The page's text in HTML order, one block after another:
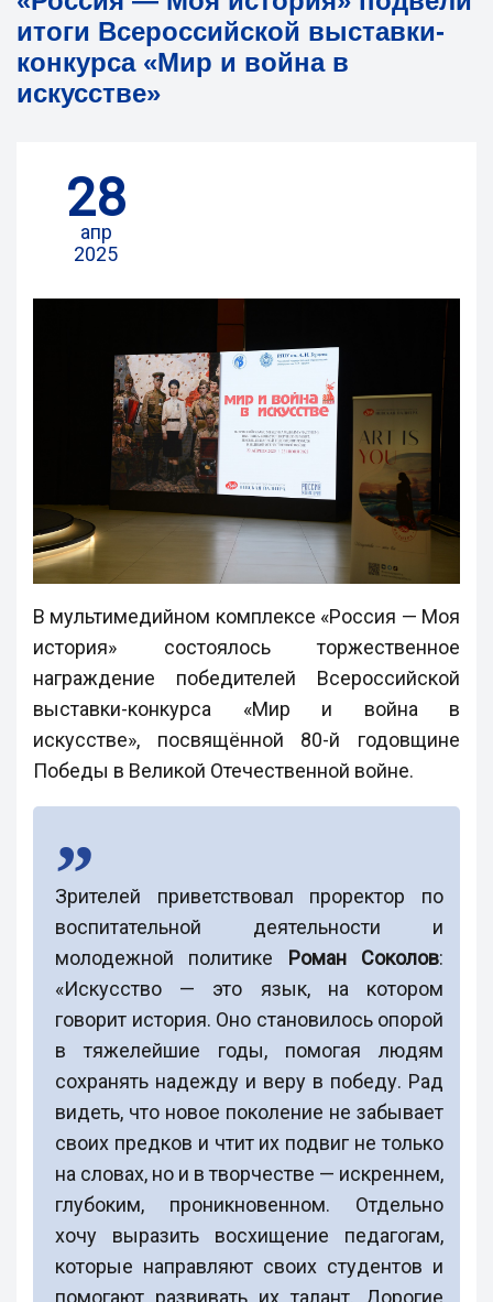
итоги Всероссийской выставки-
конкурса «Мир и война в
искусстве»
28
апр
2025
В мультимедийном комплексе «Россия — Моя
история» состоялось торжественное
награждение победителей Всероссийской
выставки-конкурса «Мир и война в
искусстве», посвящённой 80-й годовщине
Победы в Великой Отечественной войне.
Зрителей приветствовал проректор по
воспитательной деятельности и
молодежной политике Роман Соколов:
«Искусство — это язык, на котором
говорит история. Оно становилось опорой
в тяжелейшие годы, помогая людям
сохранять надежду и веру в победу. Рад
видеть, что новое поколение не забывает
своих предков и чтит их подвиг не только
на словах, но и в творчестве — искреннем,
глубоким, проникновенном. Отдельно
хочу выразить восхищение педагогам,
которые направляют своих студентов и
помогают развивать их талант. Дорогие